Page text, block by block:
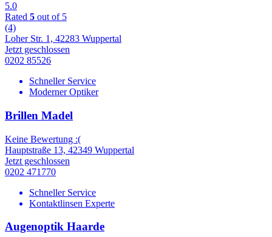
5.0
Rated 5 out of 5
(4)
Loher Str. 1, 42283 Wuppertal
Jetzt geschlossen
0202 85526
Schneller Service
Moderner Optiker
Brillen Madel
Keine Bewertung :(
Hauptstraße 13, 42349 Wuppertal
Jetzt geschlossen
0202 471770
Schneller Service
Kontaktlinsen Experte
Augenoptik Haarde